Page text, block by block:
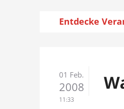
Entdecke
01 Feb.
2008
11:33